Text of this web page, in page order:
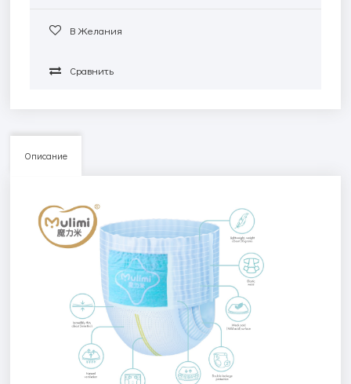
В Желания
Сравнить
Описание